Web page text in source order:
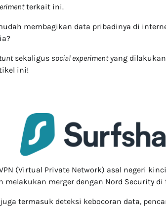
terkait ini.
membagikan data pribadinya di
sekaligus social experimentyang
ini!
(Virtual Private Network) asal negeri
melakukan merger dengan Nord Security
termasuk deteksi kebocoran data,